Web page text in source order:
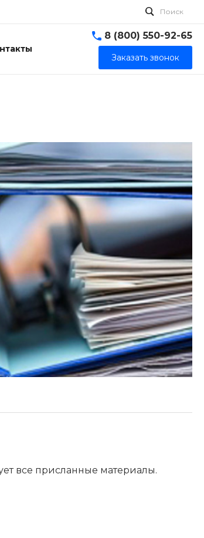
Поиск
8 (800) 550-92-65
Заказать звонок
все присланные материалы.